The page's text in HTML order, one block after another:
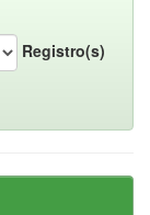
Registro(s)